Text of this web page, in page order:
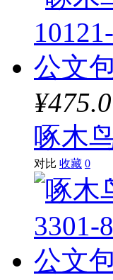
¥475.0
啄木
对比 收藏 0